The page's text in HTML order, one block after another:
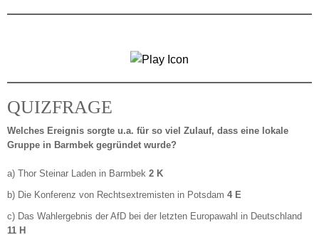
QUIZFRAGE
Welches Ereignis sorgte u.a. für so viel Zulauf, dass eine lokale
Gruppe in Barmbek gegründet wurde?
a) Thor Steinar Laden in Barmbek 2 K
b) Die Konferenz von Rechtsextremisten in Potsdam 4 E
c) Das Wahlergebnis der AfD bei der letzten Europawahl in Deutschland
11 H